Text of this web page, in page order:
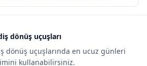
dönüş uçuşları
dönüş uçuşlarında en ucuz günleri
kullanabilirsiniz.